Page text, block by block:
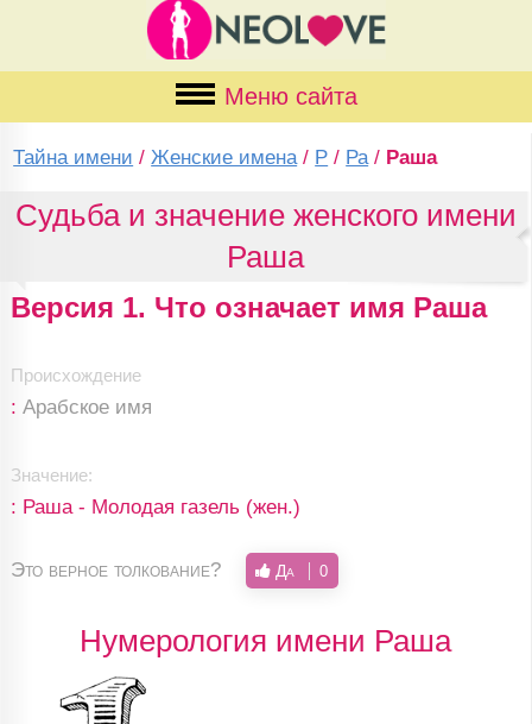
Меню сайта
Тайна имени /Женские имена / Р / Ра / Раша
Судьба и значение женского имени
Раша
Версия 1. Что означает имя Раша
Происхождение
: Арабское имя
Значение:
: Раша - Молодая газель (жен.)
Это верное толкование? Да 0
Нумерология имени Раша